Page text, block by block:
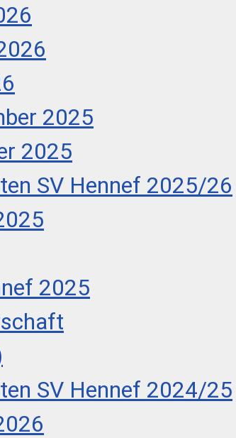
2025
2025
SV Hennef 2025/26
2025
SV Hennef 2024/25